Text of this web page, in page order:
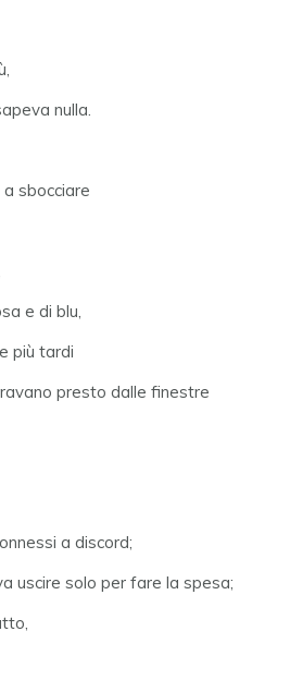
nulla.
sbocciare
e di blu,
più tardi
presto dalle finestre
a discord;
uscire solo per fare la spesa;